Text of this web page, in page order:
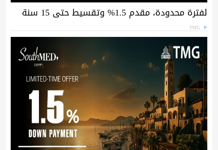
لفترة محدودة، مقدم 1.5% وتقسيط حتى 15 سنة
TMG